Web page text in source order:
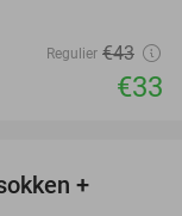
Regulier €43
€33
+